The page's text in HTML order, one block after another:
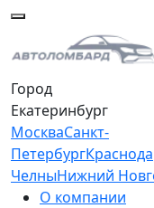
Город
Екатеринбург
МоскваСанкт-
Петербург
ЧелныНижний
О компании